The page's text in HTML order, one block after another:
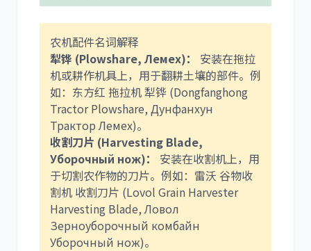
农机配件名词解释
犁铧 (Plowshare, Лемех)：
安装在拖拉
机或耕作机具上，用于翻耕土壤的部件。例
如：东方红 拖拉机 犁铧 (Dongfanghong
Tractor Plowshare, Дунфанхун
Трактор Лемех)。
收割刀片 (Harvesting Blade,
Уборочный нож)：
安装在收割机上，用
于切割农作物的刀片。例如：雷沃 谷物收
割机 收割刀片 (Lovol Grain Harvester
Harvesting Blade, Ловол
Зерноуборочный комбайн
Уборочный нож)。